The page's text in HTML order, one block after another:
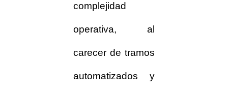
complejidad
operativa, al
carecer de tramos
automatizados y